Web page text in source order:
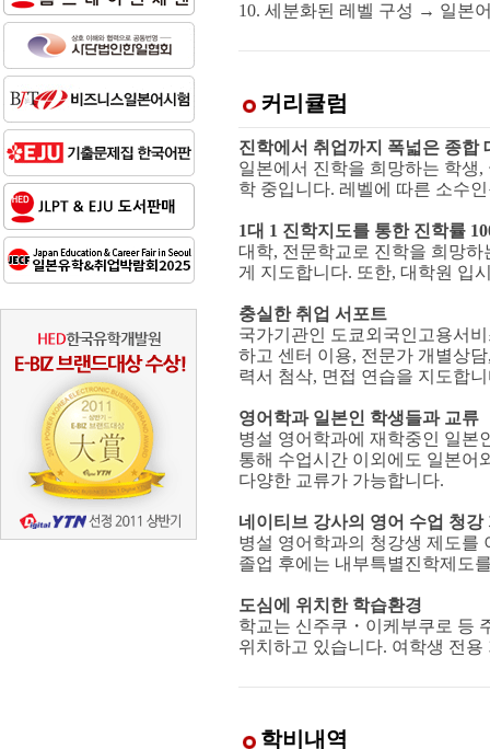
10. 세분화된 레벨 구성 → 일본
커리큘럼
진학에서 취업까지 폭넓은 종합
일본에서 진학을 희망하는 학생
학 중입니다. 레벨에 따른 소수
1대 1 진학지도를 통한 진학률
대학, 전문학교로 진학을 희망
게 지도합니다. 또한, 대학원 입
충실한 취업 서포트
국가기관인 도쿄외국인고용서
하고 센터 이용, 전문가 개별상
력서 첨삭, 면접 연습을 지도합
영어학과 일본인 학생들과 교류
병설 영어학과에 재학중인 일본
통해 수업시간 이외에도 일본어
다양한 교류가 가능합니다.
네이티브 강사의 영어 수업 청강
병설 영어학과의 청강생 제도를
졸업 후에는 내부특별진학제도
도심에 위치한 학습환경
학교는 신주쿠・이케부쿠로 등
위치하고 있습니다. 여학생 전
학비내역